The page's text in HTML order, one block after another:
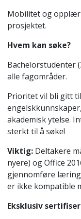
Mobilitet og
prosjektet.
Hvem kan søke?
Bachelorstudenter
alle fagområder.
Prioritet vil bli gitt
akademisk ytelse.
sterkt til å søke!
Viktig: Deltakere
nyere) og Office
gjennomføre
er ikke kompatible
Eksklusiv